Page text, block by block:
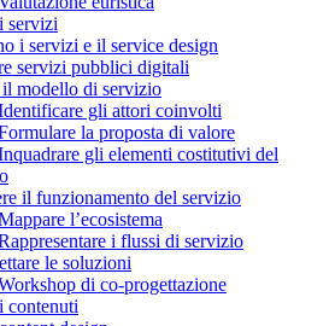
servizi
i servizi e il service design
servizi pubblici digitali
modello di servizio
gli attori coinvolti
la proposta di valore
gli elementi costitutivi del
il funzionamento del servizio
l’ecosistema
i flussi di servizio
le soluzioni
di co-progettazione
contenuti